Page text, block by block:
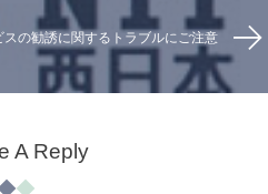
スの勧誘に関するトラブルにご注意
A Reply